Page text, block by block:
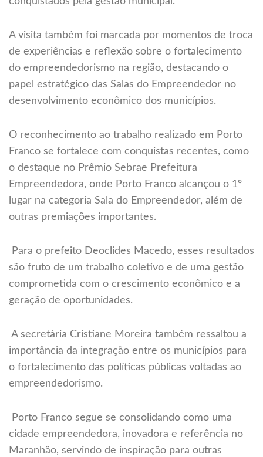
A visita também foi marcada por momentos de troca
de experiências e reflexão sobre o fortalecimento
do empreendedorismo na região, destacando o
papel estratégico das Salas do Empreendedor no
desenvolvimento econômico dos municípios.
O reconhecimento ao trabalho realizado em Porto
Franco se fortalece com conquistas recentes, como
o destaque no Prêmio Sebrae Prefeitura
Empreendedora, onde Porto Franco alcançou o 1º
lugar na categoria Sala do Empreendedor, além de
outras premiações importantes.
Para o prefeito Deoclides Macedo, esses resultados
são fruto de um trabalho coletivo e de uma gestão
comprometida com o crescimento econômico e a
geração de oportunidades.
A secretária Cristiane Moreira também ressaltou a
importância da integração entre os municípios para
o fortalecimento das políticas públicas voltadas ao
empreendedorismo.
Porto Franco segue se consolidando como uma
cidade empreendedora, inovadora e referência no
Maranhão, servindo de inspiração para outras